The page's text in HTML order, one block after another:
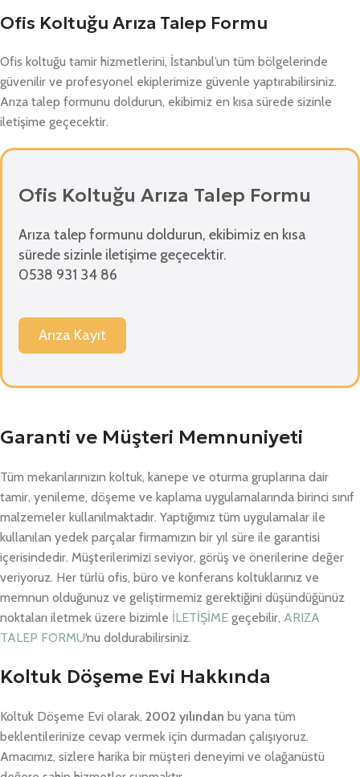
Ofis Koltuğu Arıza Talep Formu
Ofis koltuğu tamir hizmetlerini, İstanbul’un tüm bölgelerinde
güvenilir ve profesyonel ekiplerimize güvenle yaptırabilirsiniz.
Arıza talep formunu doldurun, ekibimiz en kısa sürede sizinle
iletişime geçecektir.
Ofis Koltuğu Arıza Talep Formu
Arıza talep formunu doldurun, ekibimiz en kısa
sürede sizinle iletişime geçecektir.
0538 931 34 86
Arıza Kayıt
Garanti ve Müşteri Memnuniyeti
Tüm mekanlarınızın koltuk, kanepe ve oturma gruplarına dair
tamir, yenileme, döşeme ve kaplama uygulamalarında birinci sınıf
malzemeler kullanılmaktadır. Yaptığımız tüm uygulamalar ile
kullanılan yedek parçalar firmamızın bir yıl süre ile garantisi
içerisindedir. Müşterilerimizi seviyor, görüş ve önerilerine değer
veriyoruz. Her türlü ofis, büro ve konferans koltuklarınız ve
memnun olduğunuz ve geliştirmemiz gerektiğini düşündüğünüz
noktaları iletmek üzere bizimle İLETİŞİME geçebilir, ARIZA
TALEP FORMU‘nu doldurabilirsiniz.
Koltuk Döşeme Evi Hakkında
Koltuk Döşeme Evi olarak, 2002 yılından bu yana tüm
beklentilerinize cevap vermek için durmadan çalışıyoruz.
Amacımız, sizlere harika bir müşteri deneyimi ve olağanüstü